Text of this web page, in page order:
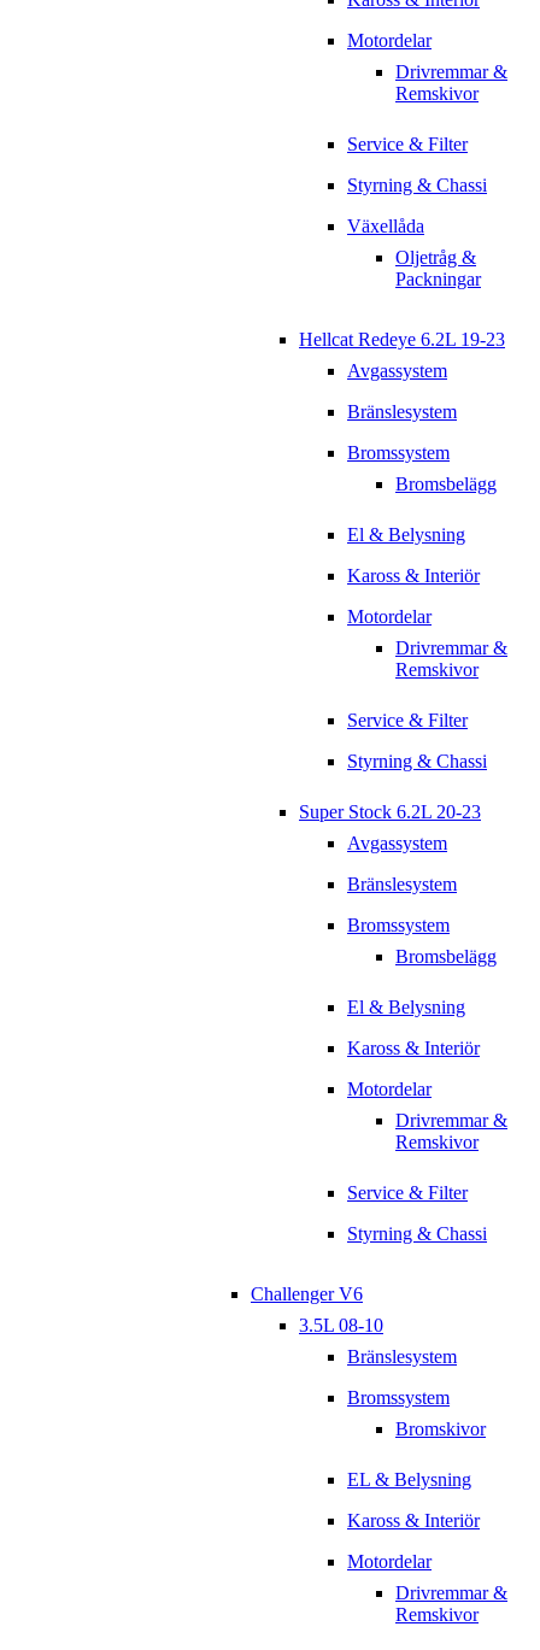
Motordelar
Drivremmar &
Remskivor
Service & Filter
Styrning & Chassi
Växellåda
Oljetråg &
Packningar
Hellcat Redeye 6.2L 19-23
Avgassystem
Bränslesystem
Bromssystem
Bromsbelägg
El & Belysning
Kaross & Interiör
Motordelar
Drivremmar &
Remskivor
Service & Filter
Styrning & Chassi
Super Stock 6.2L 20-23
Avgassystem
Bränslesystem
Bromssystem
Bromsbelägg
El & Belysning
Kaross & Interiör
Motordelar
Drivremmar &
Remskivor
Service & Filter
Styrning & Chassi
Challenger V6
3.5L 08-10
Bränslesystem
Bromssystem
Bromskivor
EL & Belysning
Kaross & Interiör
Motordelar
Drivremmar &
Remskivor